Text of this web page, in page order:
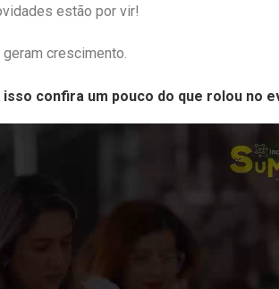
estão por vir!
crescimento.
confira um pouco do que rolou no